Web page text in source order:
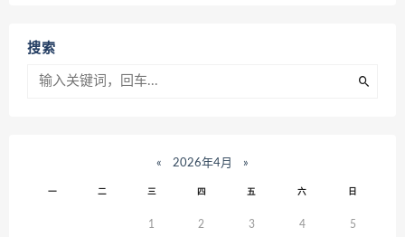
搜索
« 2026年4月 »
一 二 三 四 五 六 日
1 2 3 4 5